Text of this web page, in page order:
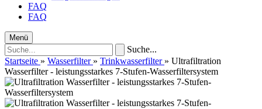
FAQ
FAQ
Menü
Suche...
Startseite » Wasserfilter » Trinkwasserfilter » Ultrafiltration
Wasserfilter - leistungsstarkes 7-Stufen-Wasserfiltersystem